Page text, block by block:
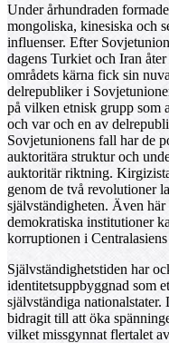
Under århundraden
mongoliska, kinesiska och
influenser. Efter
dagens Turkiet och Iran
områdets kärna fick sin
delrepubliker i
på vilken etnisk grupp som
och var och en av
Sovjetunionens fall har de
auktoritära struktur och
auktoritär riktning.
genom de två revolutioner
självständigheten. Även
demokratiska institutioner
korruptionen i Centralasiens
Självständighetstiden har
identitetsuppbyggnad som
självständiga nationalstater.
bidragit till att öka
vilket missgynnat flertalet